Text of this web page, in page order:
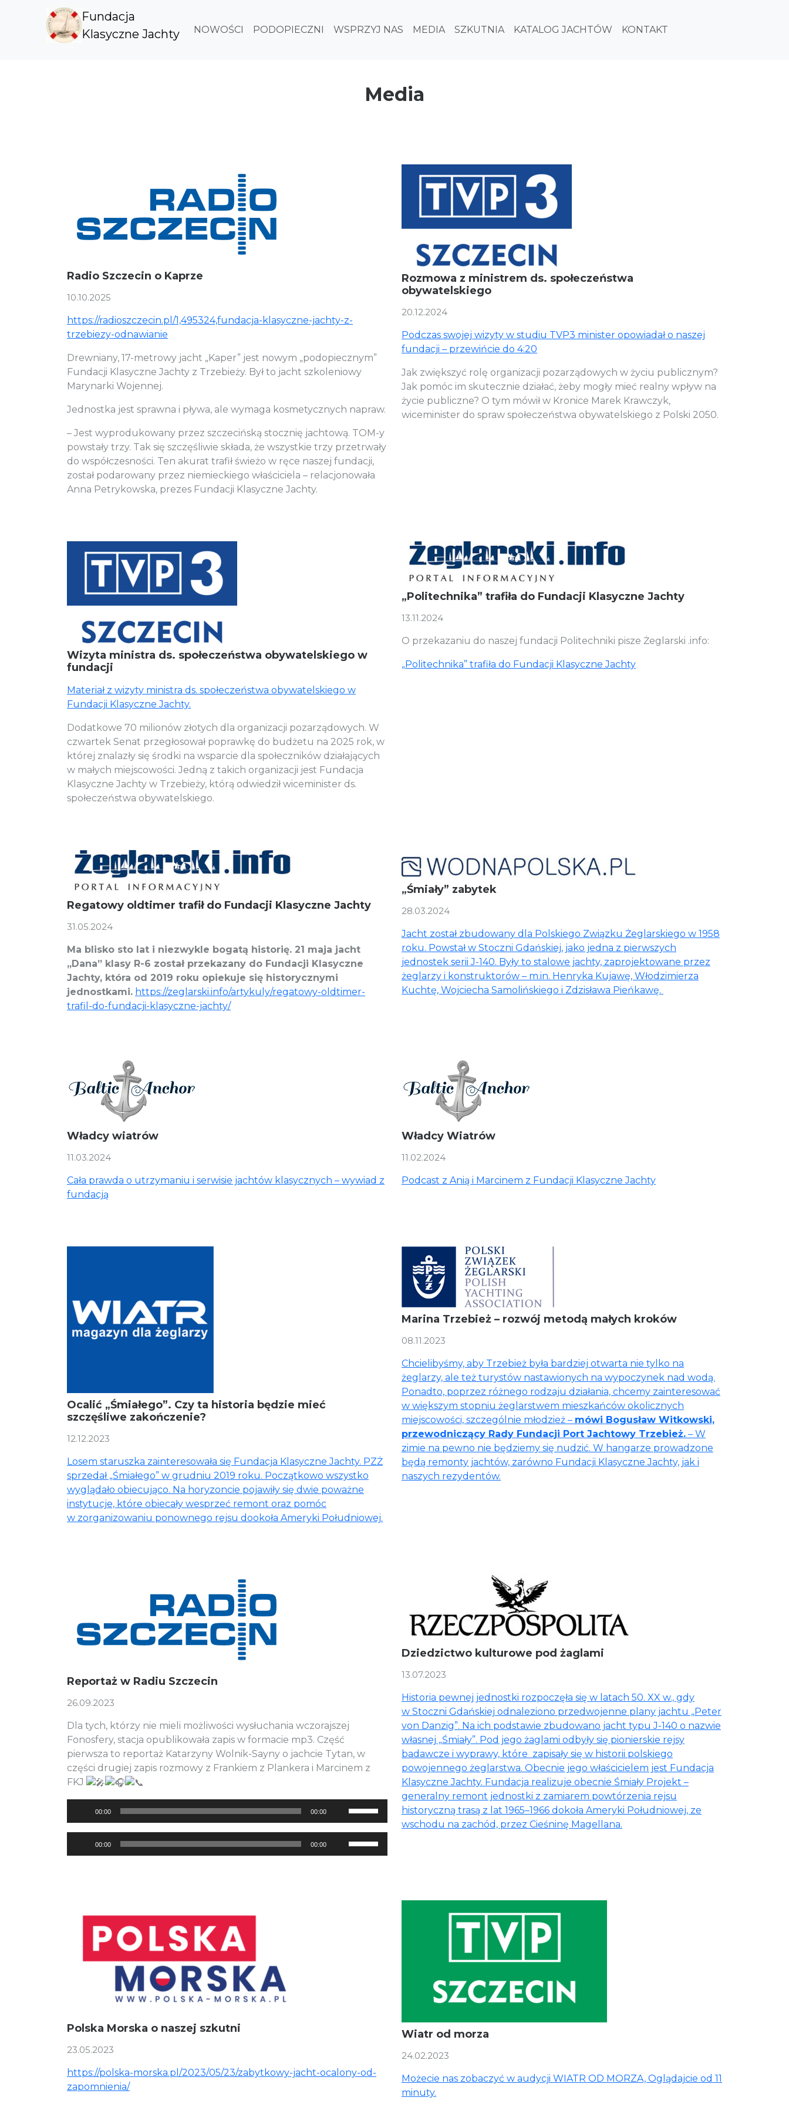
Fundacja
Klasyczne Jachty
NOWOŚCI PODOPIECZNI WSPRZYJ NAS MEDIA SZKUTNIA KATALOG JACHTÓW KONTAKT
Media
Radio Szczecin o Kaprze
10.10.2025
https://radioszczecin.pl/1,495324,fundacja-klasyczne-jachty-z-
trzebiezy-odnawianie
Drewniany, 17-metrowy jacht „Kaper” jest nowym „podopiecznym”
Fundacji Klasyczne Jachty z Trzebieży. Był to jacht szkoleniowy
Marynarki Wojennej.
Jednostka jest sprawna i pływa, ale wymaga kosmetycznych napraw.
– Jest wyprodukowany przez szczecińską stocznię jachtową. TOM-y
powstały trzy. Tak się szczęśliwie składa, że wszystkie trzy przetrwały
do współczesności. Ten akurat trafił świeżo w ręce naszej fundacji,
został podarowany przez niemieckiego właściciela – relacjonowała
Anna Petrykowska, prezes Fundacji Klasyczne Jachty.
Rozmowa z ministrem ds. społeczeństwa
obywatelskiego
20.12.2024
Podczas swojej wizyty w studiu TVP3 minister opowiadał o naszej
fundacji – przewińcie do 4:20
Jak zwiększyć rolę organizacji pozarządowych w życiu publicznym?
Jak pomóc im skutecznie działać, żeby mogły mieć realny wpływ na
życie publiczne? O tym mówił w Kronice Marek Krawczyk,
wiceminister do spraw społeczeństwa obywatelskiego z Polski 2050.
Wizyta ministra ds. społeczeństwa obywatelskiego w
fundacji
Materiał z wizyty ministra ds. społeczeństwa obywatelskiego w
Fundacji Klasyczne Jachty.
Dodatkowe 70 milionów złotych dla organizacji pozarządowych. W
czwartek Senat przegłosował poprawkę do budżetu na 2025 rok, w
której znalazły się środki na wsparcie dla społeczników działających
w małych miejscowości. Jedną z takich organizacji jest Fundacja
Klasyczne Jachty w Trzebieży, którą odwiedził wiceminister ds.
społeczeństwa obywatelskiego.
„Politechnika” trafiła do Fundacji Klasyczne Jachty
13.11.2024
O przekazaniu do naszej fundacji Politechniki pisze Żeglarski .info:
„Politechnika” trafiła do Fundacji Klasyczne Jachty
Regatowy oldtimer trafił do Fundacji Klasyczne Jachty
31.05.2024
Ma blisko sto lat i niezwykle bogatą historię. 21 maja jacht
„Dana” klasy R-6 został przekazany do Fundacji Klasyczne
Jachty, która od 2019 roku opiekuje się historycznymi
jednostkami. https://zeglarski.info/artykuly/regatowy-oldtimer-
trafil-do-fundacji-klasyczne-jachty/
„Śmiały” zabytek
28.03.2024
Jacht został zbudowany dla Polskiego Związku Żeglarskiego w 1958
roku. Powstał w Stoczni Gdańskiej, jako jedna z pierwszych
jednostek serii J-140. Były to stalowe jachty, zaprojektowane przez
żeglarzy i konstruktorów – m.in. Henryka Kujawę, Włodzimierza
Kuchtę, Wojciecha Samolińskiego i Zdzisława Pieńkawę.
Władcy wiatrów
11.03.2024
Cała prawda o utrzymaniu i serwisie jachtów klasycznych – wywiad z
fundacją
Władcy Wiatrów
11.02.2024
Podcast z Anią i Marcinem z Fundacji Klasyczne Jachty
Ocalić „Śmiałego”. Czy ta historia będzie mieć
szczęśliwe zakończenie?
12.12.2023
Losem staruszka zainteresowała się Fundacja Klasyczne Jachty. PZŻ
sprzedał „Śmiałego” w grudniu 2019 roku. Początkowo wszystko
wyglądało obiecująco. Na horyzoncie pojawiły się dwie poważne
instytucje, które obiecały wesprzeć remont oraz pomóc
w zorganizowaniu ponownego rejsu dookoła Ameryki Południowej.
Marina Trzebież – rozwój metodą małych kroków
08.11.2023
Chcielibyśmy, aby Trzebież była bardziej otwarta nie tylko na
żeglarzy, ale też turystów nastawionych na wypoczynek nad wodą.
Ponadto, poprzez różnego rodzaju działania, chcemy zainteresować
w większym stopniu żeglarstwem mieszkańców okolicznych
miejscowości, szczególnie młodzież – mówi Bogusław Witkowski,
przewodniczący Rady Fundacji Port Jachtowy Trzebież. – W
zimie na pewno nie będziemy się nudzić. W hangarze prowadzone
będą remonty jachtów, zarówno Fundacji Klasyczne Jachty, jak i
naszych rezydentów.
Reportaż w Radiu Szczecin
26.09.2023
Dla tych, którzy nie mieli możliwości wysłuchania wczorajszej
Fonosfery, stacja opublikowała zapis w formacie mp3. Część
pierwsza to reportaż Katarzyny Wolnik-Sayny o jachcie Tytan, w
części drugiej zapis rozmowy z Frankiem z Plankera i Marcinem z
FKJ
dźwiękowych
00:00 00:00
do
góry/do
00:00 00:00
Dziedzictwo kulturowe pod żaglami
13.07.2023
Historia pewnej jednostki rozpoczęła się w latach 50. XX w., gdy
w Stoczni Gdańskiej odnaleziono przedwojenne plany jachtu „Peter
von Danzig”. Na ich podstawie zbudowano jacht typu J-140 o nazwie
własnej „Śmiały”. Pod jego żaglami odbyły się pionierskie rejsy
badawcze i wyprawy, które zapisały się w historii polskiego
powojennego żeglarstwa. Obecnie jego właścicielem jest Fundacja
Klasyczne Jachty. Fundacja realizuje obecnie Śmiały Projekt –
generalny remont jednostki z zamiarem powtórzenia rejsu
historyczną trasą z lat 1965–1966 dokoła Ameryki Południowej, ze
wschodu na zachód, przez Cieśninę Magellana.
Polska Morska o naszej szkutni
23.05.2023
https://polska-morska.pl/2023/05/23/zabytkowy-jacht-ocalony-od-
zapomnienia/
Wiatr od morza
24.02.2023
Możecie nas zobaczyć w audycji WIATR OD MORZA, Oglądajcie od 11
minuty.